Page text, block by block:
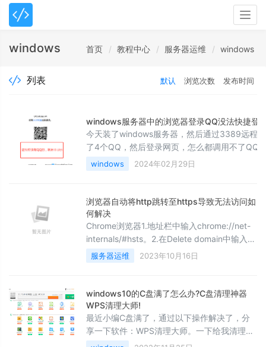
windows 首页 教程中心 服务器运维 windows
列表 默认 浏览次数 发布时间
windows服务器中的浏览器登录QQ没法快捷登
今天装了windows服务器，然后通过3389远程
了4个QQ，然后登录网页，怎么都调用不了QQ
下图：经过几个小时的排查，原因是必须VNC模
行。参考资料：
from_column=20421&from=20421
windows 2024年02月29日
浏览器自动将http跳转至https导致无法访问如
何解决
Chrome浏览器1.地址栏中输入chrome://net-
internals/#hsts。2.在Delete domain中输入项
目的域名，并Delete（删除）。3.可以在
Query domain测试是否删除成功。Safari浏览
~/Library/Cookies/HSTS.plist这个文件。3.重
新打开Safari即可（极少数情况下，可能需要
重启系
服务器运维 2023年10月16日
windows10的C盘满了怎么办?C盘清理神器
WPS清理大师!
最近小编C盘满了，通过以下操作解决了，分
享一下软件：WPS清理大师。一下给我清理了
30个G，真舒服，不过这个功能需要WPS的